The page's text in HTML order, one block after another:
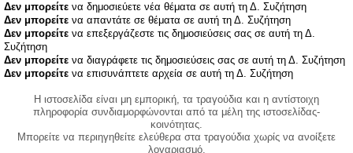
Δεν μπορείτε να δημοσιεύετε νέα θέματα σε αυτή τη Δ. Συζήτηση
Δεν μπορείτε να απαντάτε σε θέματα σε αυτή τη Δ. Συζήτηση
Δεν μπορείτε να επεξεργάζεστε τις δημοσιεύσεις σας σε αυτή τη Δ.
Συζήτηση
Δεν μπορείτε να διαγράφετε τις δημοσιεύσεις σας σε αυτή τη Δ. Συζήτηση
Δεν μπορείτε να επισυνάπτετε αρχεία σε αυτή τη Δ. Συζήτηση
Η ιστοσελίδα είναι μη εμπορική, τα τραγούδια και η αντίστοιχη
πληροφορία συνδιαμορφώνονται από τα μέλη της ιστοσελίδας-
κοινότητας.
Μπορείτε να περιηγηθείτε ελεύθερα στα τραγούδια χωρίς να ανοίξετε
λογαριασμό.